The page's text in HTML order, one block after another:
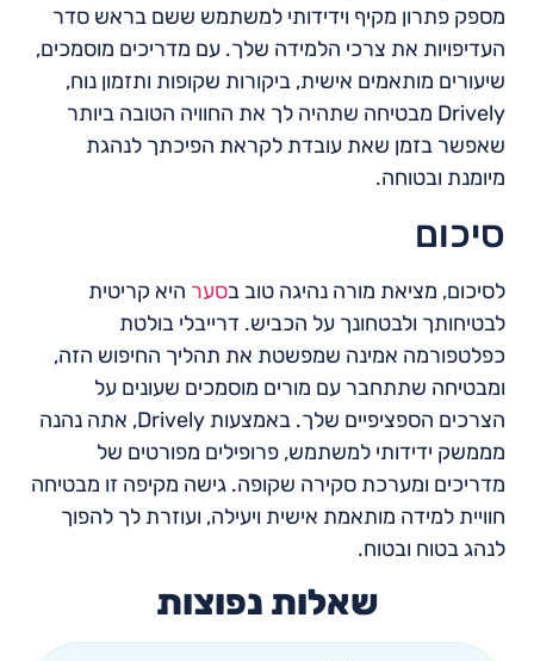
מספק פתרון מקיף וידידותי למשתמש ששם בראש סדר
העדיפויות את צרכי הלמידה שלך. עם מדריכים מוסמכים,
שיעורים מותאמים אישית, ביקורות שקופות ותזמון נוח,
Drively מבטיחה שתהיה לך את החוויה הטובה ביותר
שאפשר בזמן שאת עובדת לקראת הפיכתך לנהגת
מיומנת ובטוחה.
סיכום
לסיכום, מציאת מורה נהיגה טוב בסער היא קריטית
לבטיחותך ולבטחונך על הכביש. דרייבלי בולטת
כפלטפורמה אמינה שמפשטת את תהליך החיפוש הזה,
ומבטיחה שתתחבר עם מורים מוסמכים שעונים על
הצרכים הספציפיים שלך. באמצעות Drively, אתה נהנה
מממשק ידידותי למשתמש, פרופילים מפורטים של
מדריכים ומערכת סקירה שקופה. גישה מקיפה זו מבטיחה
חוויית למידה מותאמת אישית ויעילה, ועוזרת לך להפוך
לנהג בטוח ובטוח.
שאלות נפוצות